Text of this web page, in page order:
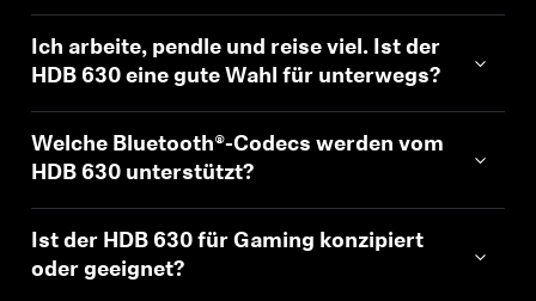
Original-Hörteile & Zubehör
Soundbars
AMBEO Soundbars und Subs
AMBEO entdecken
Ich arbeite, pendle und reise viel. Ist der
HDB 630 eine gute Wahl für unterwegs?
Welche Bluetooth®-Codecs werden vom
HDB 630 unterstützt?
Ist der HDB 630 für Gaming konzipiert
oder geeignet?